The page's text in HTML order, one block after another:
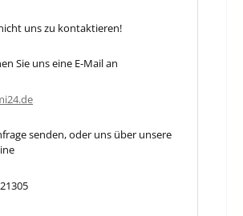
uns zu kontaktieren!
Sie uns eine E-Mail an
senden, oder uns über unsere